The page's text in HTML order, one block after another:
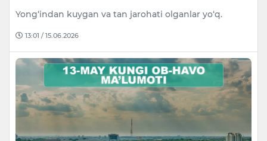
Yong‘indan kuygan va tan jarohati olganlar yo‘q.
13:01 / 15.06.2026